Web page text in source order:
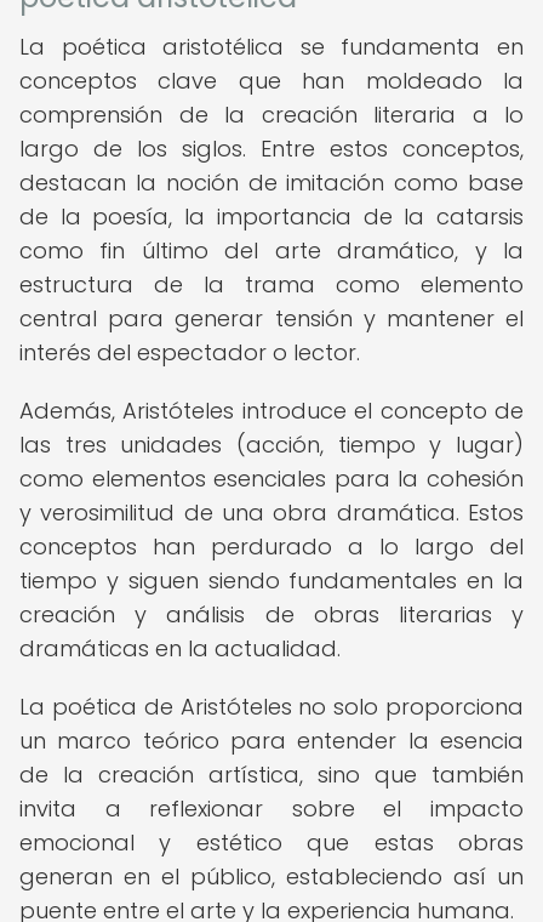
La poética aristotélica se fundamenta en
conceptos clave que han moldeado la
comprensión de la creación literaria a lo
largo de los siglos. Entre estos conceptos,
destacan la noción de imitación como base
de la poesía, la importancia de la catarsis
como fin último del arte dramático, y la
estructura de la trama como elemento
central para generar tensión y mantener el
interés del espectador o lector.
Además, Aristóteles introduce el concepto de
las tres unidades (acción, tiempo y lugar)
como elementos esenciales para la cohesión
y verosimilitud de una obra dramática. Estos
conceptos han perdurado a lo largo del
tiempo y siguen siendo fundamentales en la
creación y análisis de obras literarias y
dramáticas en la actualidad.
La poética de Aristóteles no solo proporciona
un marco teórico para entender la esencia
de la creación artística, sino que también
invita a reflexionar sobre el impacto
emocional y estético que estas obras
generan en el público, estableciendo así un
puente entre el arte y la experiencia humana.